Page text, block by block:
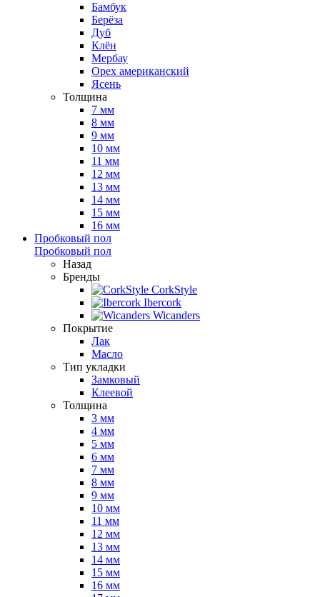
Бамбук
Берёза
Дуб
Клён
Мербау
Орех американский
Ясень
Толщина
7 мм
8 мм
9 мм
10 мм
11 мм
12 мм
13 мм
14 мм
15 мм
16 мм
Пробковый пол
Пробковый пол
Назад
Бренды
CorkStyle
Ibercork
Wicanders
Покрытие
Лак
Масло
Тип укладки
Замковый
Клеевой
Толщина
3 мм
4 мм
5 мм
6 мм
7 мм
8 мм
9 мм
10 мм
11 мм
12 мм
13 мм
14 мм
15 мм
16 мм